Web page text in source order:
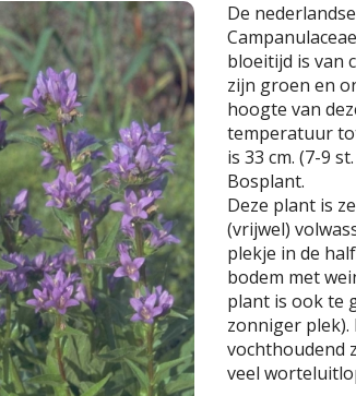
De
bloeitijd is van
zijn groen en
hoogte van
temperatuur
is 33 cm. (7-9
Bosplant.
Deze plant is
(vrijwel)
plekje in de
bodem met
plant is ook te
zonniger plek).
vochthoudend
veel